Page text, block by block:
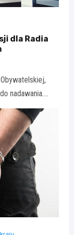
dla Radia
nadawania.…